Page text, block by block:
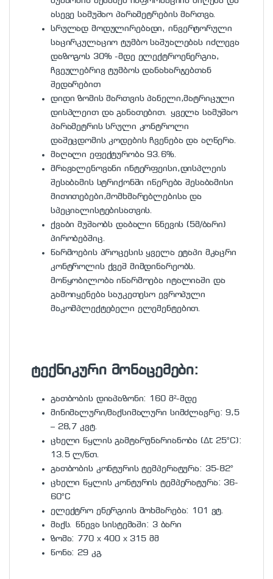
ასევე სამუშაო პარამეტრების მართვა.
სრულად მოდულირებადი, ინვერტორული
საცირკულაციო ტუმბო საშუალებას იძლევა
დაზოგოს 30% -მდე ელექტროენერგია,
ჩვეულებრივ ტუმბოს დანახარჯებთან
შედარებით
დიდი ზომის მართვის პანელი,მატრიცული
დისპლეით და განათებით. ყველა სამუშაო
პარამეტრის სრული კონტროლი
დაშეცდომის კოდების ჩვენება და აღწერა.
მაღალი ეფექტურობა 93.6%.
მრავალენოვანი ინტერფეისი,დისპლეის
შესაბამის სტრიქონში იწერება შესაბამისი
მითითებები,მომხმარებლებისა და
სპეციალისტებისათვის.
ქვაბი მუშაობს დაბალი წნევის (5მ/ბარი)
პირობებშიც.
წარმოების პროცესის ყველა ეტაპი მკაცრი
კონტროლის ქვეშ მიმდინარეობს.
მოწყობილობა იწარმოება იტალიაში და
გამოიყენება საუკეთესო ევროპული
მაკომპლექტებელი ელემენტებით.
ტექნიკური მონაცემები:
გათბობის დიაპაზონი: 160 მ²-მდე
მინიმალური/მაქსიმალური სიმძლავრე: 9,5
– 28,7 კვტ.
ცხელი წყლის გამტარუნარიანობა (Δt 25°C):
13.5 ლ/წთ.
გათბობის კონტურის ტემპერატურა: 35-82°
ცხელი წყლის კონტურის ტემპერატურა: 36-
60°C
ელექტრო ენერგიის მოხმარება: 101 ვტ.
მაქს. წნევა სისტემაში: 3 ბარი
ზომა: 770 х 400 х 315 მმ
წონა: 29 კგ.